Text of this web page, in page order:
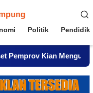
Politik
Kian Menguat